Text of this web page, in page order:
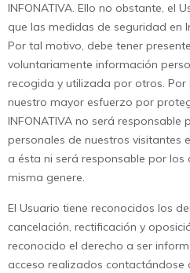
INFONATIVA. Ello no obstante, el
que las medidas de seguridad en
Por tal motivo, debe tener
voluntariamente información
recogida y utilizada por otros. Por
nuestro mayor esfuerzo por
INFONATIVA no será
personales de nuestros visitantes
a ésta ni será responsable por los
misma genere.
El Usuario tiene reconocidos los
cancelación, rectificación y
reconocido el derecho a ser
acceso realizados contactándose